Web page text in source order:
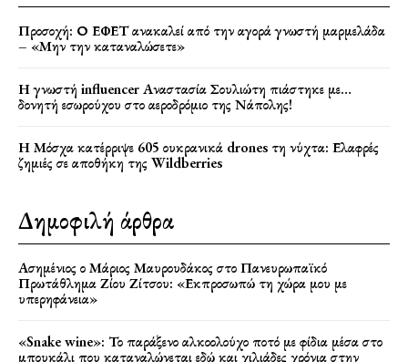
Προσοχή: Ο ΕΦΕΤ ανακαλεί από την αγορά γνωστή μαρμελάδα
– «Μην την καταναλώσετε»
Η γνωστή influencer Αναστασία Σουλιώτη πιάστηκε με…
δονητή εσωρούχου στο αεροδρόμιο της Νάπολης!
Η Μόσχα κατέρριψε 605 ουκρανικά drones τη νύχτα: Ελαφρές
ζημιές σε αποθήκη της Wildberries
Δημοφιλή άρθρα
Ασημένιος ο Μάριος Μαυρουδάκος στο Πανευρωπαϊκό
Πρωτάθλημα Ζίου Ζίτσου: «Εκπροσωπώ τη χώρα μου με
υπερηφάνεια»
«Snake wine»: Το παράξενο αλκοολούχο ποτό με φίδια μέσα στο
μπουκάλι που καταναλώνεται εδώ και χιλιάδες χρόνια στην